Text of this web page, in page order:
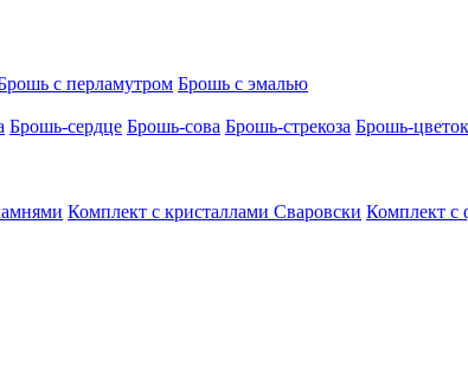
с перламутром Брошь с эмалью
Брошь-сердце Брошь-сова Брошь-стрекоза Брошь-цветок
Комплект с кристаллами Сваровски Комплект с